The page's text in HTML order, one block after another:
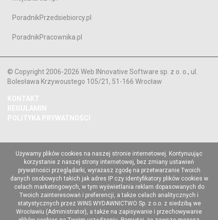
PoradnikPrzedsiebiorcy.pl
PoradnikPracownika.pl
© Copyright 2006-2026 Web INnovative Software sp. z o. o., ul.
Bolesława Krzywoustego 105/21, 51-166 Wrocław
KONTAKT
REGULAMIN
POLITYKA PRYWATNOŚCI
Używamy plików cookies na naszej stronie internetowej. Kontynuując
korzystanie z naszej strony internetowej, bez zmiany ustawień
prywatności przeglądarki, wyrażasz zgodę na przetwarzanie Twoich
danych osobowych takich jak adres IP czy identyfikatory plików cookies w
celach marketingowych, w tym wyświetlania reklam dopasowanych do
Twoich zainteresowań i preferencji, a także celach analitycznych i
statystycznych przez WINS WYDAWNICTWO Sp. z o.o. z siedzibą we
Wrocławiu (Administrator), a także na zapisywanie i przechowywanie